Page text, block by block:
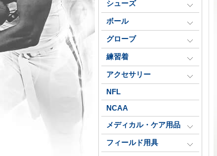
シューズ
ボール
グローブ
練習着
アクセサリー
NFL
NCAA
メディカル・ケア用品
フィールド用具